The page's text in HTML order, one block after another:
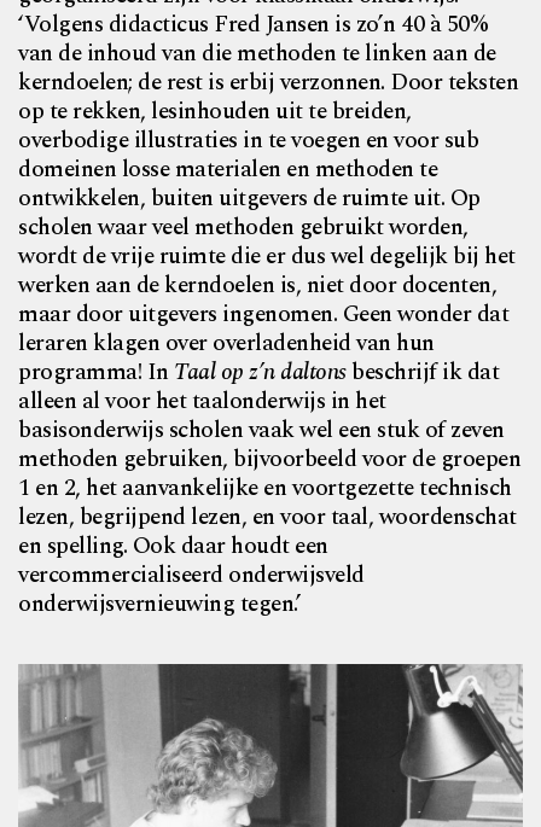
‘Volgens didacticus Fred Jansen is zo’n 40 à 50%
van de inhoud van die methoden te linken aan de
kerndoelen; de rest is erbij verzonnen. Door teksten
op te rekken, lesinhouden uit te breiden,
overbodige illustraties in te voegen en voor sub
domeinen losse materialen en methoden te
ontwikkelen, buiten uitgevers de ruimte uit. Op
scholen waar veel methoden gebruikt worden,
wordt de vrije ruimte die er dus wel degelijk bij het
werken aan de kerndoelen is, niet door docenten,
maar door uitgevers ingenomen. Geen wonder dat
leraren klagen over overladenheid van hun
programma! In Taal op z’n daltonsbeschrijf ik dat
alleen al voor het taalonderwijs in het
basisonderwijs scholen vaak wel een stuk of zeven
methoden gebruiken, bijvoorbeeld voor de groepen
1 en 2, het aanvankelijke en voortgezette technisch
lezen, begrijpend lezen, en voor taal, woordenschat
en spelling. Ook daar houdt een
vercommercialiseerd onderwijsveld
onderwijsvernieuwing tegen.’